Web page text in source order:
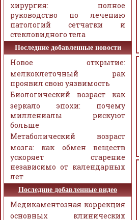
хирургия: полное
руководство по лечению
патологий сетчатки и
стекловидного тела
Последние добавленные новости
Новое открытие:
мелкоклеточный рак
проявил свою уязвимость
Биологический возраст как
зеркало эпохи: почему
миллениалы рискуют
больше
Метаболический возраст
мозга: как обмен веществ
ускоряет старение
независимо от календарных
лет
Последние добавленные видео
Медикаментозная коррекция
основных клинических